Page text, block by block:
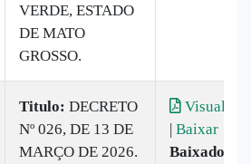
VERDE, ESTADO
DE MATO
GROSSO.
Titulo: DECRETO
Nº 026, DE 13 DE
MARÇO DE 2026.
Visualizar
| Baixar
Baixado: